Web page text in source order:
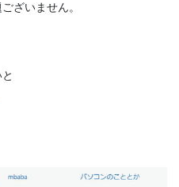
ざいません。